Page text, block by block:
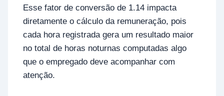
Esse fator de conversão de 1.14 impacta
diretamente o cálculo da remuneração, pois
cada hora registrada gera um resultado maior
no total de horas noturnas computadas algo
que o empregado deve acompanhar com
atenção.